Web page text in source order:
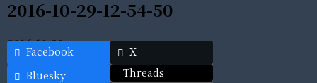
2016-10-29-12-54-50
2016.10.29
Facebook
X
Bluesky
Threads